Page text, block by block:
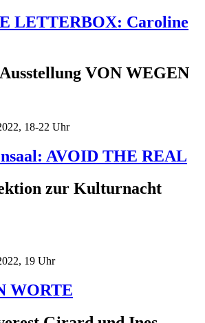
LETTERBOX: Caroline
VON WEGEN
18-22 Uhr
AVOID THE REAL
zur Kulturnacht
19 Uhr
WORTE